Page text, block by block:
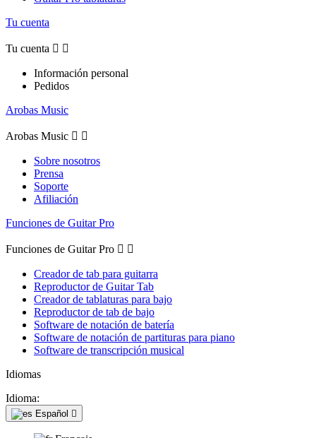
Tu cuenta
Tu cuenta  
Información personal
Pedidos
Arobas Music
Arobas Music  
Sobre nosotros
Prensa
Soporte
Afiliación
Funciones de Guitar Pro
Funciones de Guitar Pro  
Creador de tab para guitarra
Reproductor de Guitar Tab
Creador de tablaturas para bajo
Reproductor de tab de bajo
Software de notación de batería
Software de notación de partituras para piano
Software de transcripción musical
Idiomas
Idioma:
Español 